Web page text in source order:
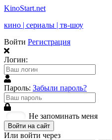
KinoStart.net
кино | сериалы | тв-шоу
Войти Регистрация
Логин:
Пароль: Забыли пароль?
Не запоминать меня
Войти на сайт
Или войти через